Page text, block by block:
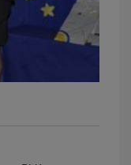
Kolejowe S.A.